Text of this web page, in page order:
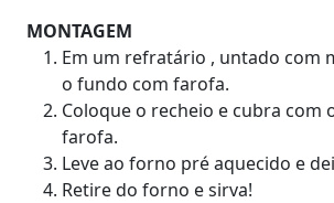
MONTAGEM
Em um refratário , untado com
o fundo com farofa.
Coloque o recheio e cubra com
farofa.
Leve ao forno pré aquecido e
Retire do forno e sirva!